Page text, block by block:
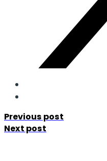
Previous post
Next post